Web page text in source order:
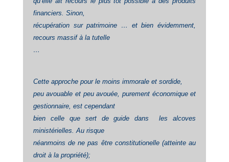
financiers. Sinon,
récupération sur patrimoine … et bien évidemment,
recours massif à la tutelle
…
Cette approche pour le moins immorale et sordide,
peu avouable et peu avouée, purement économique et
gestionnaire, est cependant
bien celle que sert de guide dans les alcoves
ministérielles. Au risque
néanmoins de ne pas être constitutionelle (atteinte au
droit à la propriété);